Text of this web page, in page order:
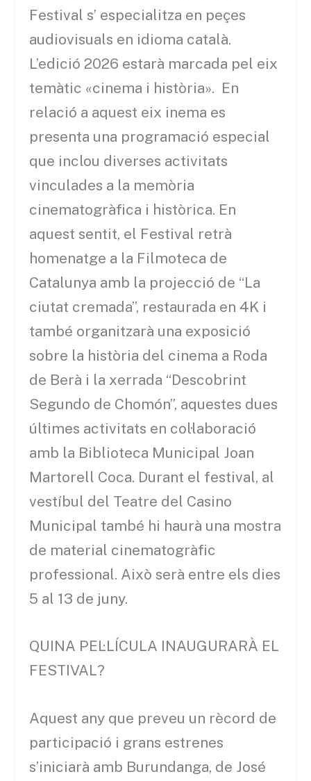
Festival s’ especialitza en peçes
audiovisuals en idioma català.
L’edició 2026 estarà marcada pel eix
temàtic «cinema i història». En
relació a aquest eix inema es
presenta una programació especial
que inclou diverses activitats
vinculades a la memòria
cinematogràfica i històrica. En
aquest sentit, el Festival retrà
homenatge a la Filmoteca de
Catalunya amb la projecció de “La
ciutat cremada”, restaurada en 4K i
també organitzarà una exposició
sobre la història del cinema a Roda
de Berà i la xerrada “Descobrint
Segundo de Chomón”, aquestes dues
últimes activitats en col·laboració
amb la Biblioteca Municipal Joan
Martorell Coca. Durant el festival, al
vestíbul del Teatre del Casino
Municipal també hi haurà una mostra
de material cinematogràfic
professional. Això serà entre els dies
5 al 13 de juny.
QUINA PEL·LÍCULA INAUGURARÀ EL
FESTIVAL?
Aquest any que preveu un rècord de
participació i grans estrenes
s’iniciarà amb Burundanga, de José